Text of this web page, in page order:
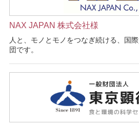
NAX JAPAN 株式会社様
人と、モノとモノをつなぎ続ける、国
団です。